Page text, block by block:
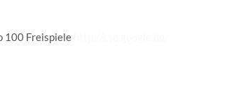
100 Freispiele